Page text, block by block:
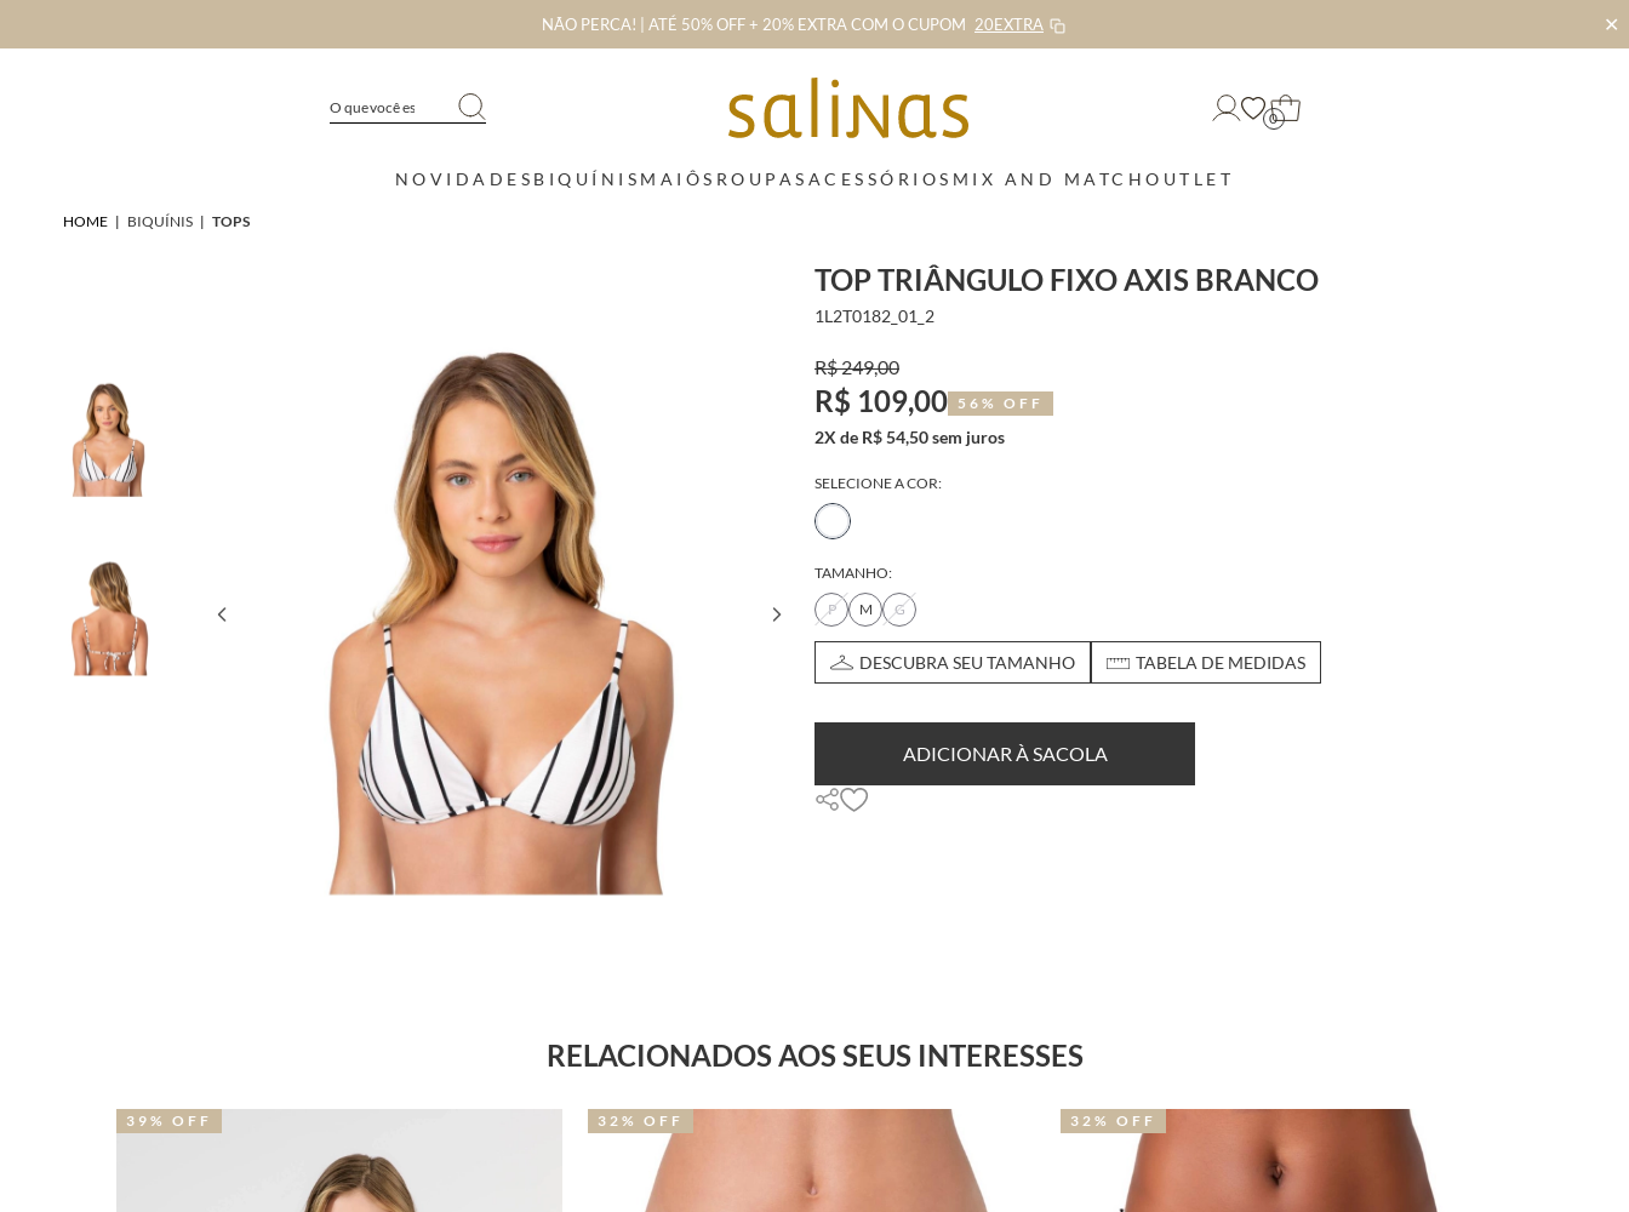
NÃO PERCA! | ATÉ 50% OFF + 20% EXTRA COM O CUPOM 20EXTRA ✕
0
NOVIDADES BIQUÍNIS MAIÔS ROUPAS ACESSÓRIOS MIX AND MATCHOUTLET
HOME | BIQUÍNIS | TOPS
TOP TRIÂNGULO FIXO AXIS BRANCO
1L2T0182_01_2
R$ 249,00
R$ 109,00 56% OFF
2X de R$ 54,50 sem juros
SELECIONE A COR:
TAMANHO:
P
M G
DESCUBRA SEU TAMANHO TABELA DE MEDIDAS
ADICIONAR À SACOLA
RELACIONADOS AOS SEUS INTERESSES
39% OFF 32% OFF 32% OFF